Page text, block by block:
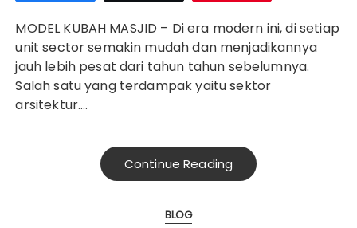
MODEL KUBAH MASJID – Di era modern ini, di setiap
unit sector semakin mudah dan menjadikannya
jauh lebih pesat dari tahun tahun sebelumnya.
Salah satu yang terdampak yaitu sektor
arsitektur….
Continue Reading
BLOG